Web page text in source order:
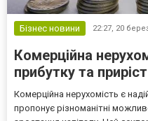
Бізнес новини 22:27, 20
Комерційна
прибутку та
Комерційна нерухомість є
пропонує різноманітні